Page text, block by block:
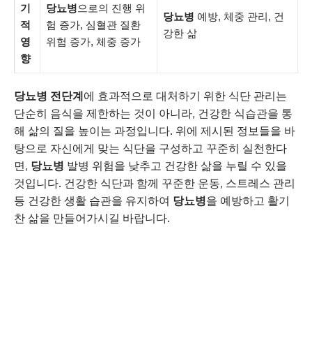
기
적
영
향
당뇨병으로의 진행 위
험 증가, 심혈관 질환
위험 증가, 체중 증가
당뇨병 예방, 체중 관리, 건
강한 삶
당뇨병 전단계에 효과적으로 대처하기 위한 식단 관리는
단순히 음식을 제한하는 것이 아니라, 건강한 식습관을 통
해 삶의 질을 높이는 과정입니다. 위에 제시된 정보들을 바
탕으로 자신에게 맞는 식단을 구성하고 꾸준히 실천한다
면, 당뇨병 발병 위험을 낮추고 건강한 삶을 누릴 수 있을
것입니다. 건강한 식단과 함께 꾸준한 운동, 스트레스 관리
등 건강한 생활 습관을 유지하여 당뇨병을 예방하고 활기
찬 삶을 만들어가시길 바랍니다.